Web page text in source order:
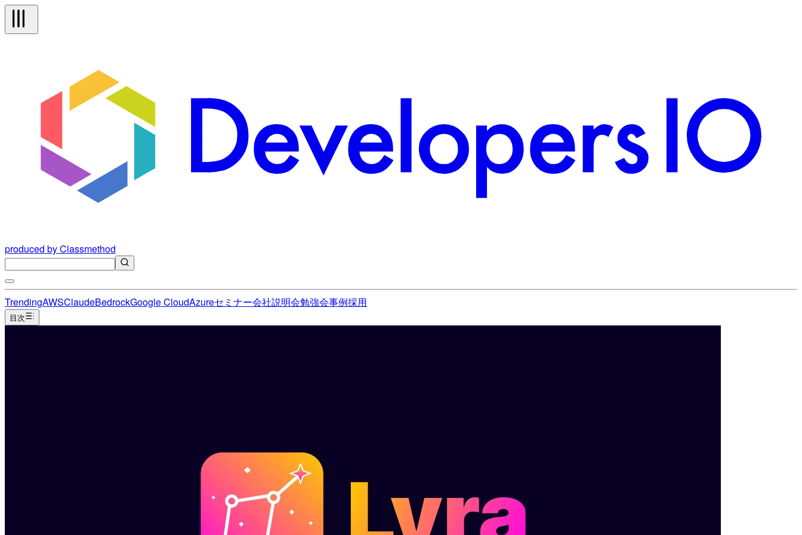
produced by Classmethod
TrendingAWSClaudeBedrockGoogle CloudAzureセミナー会社説明会勉強会事例採用
目次